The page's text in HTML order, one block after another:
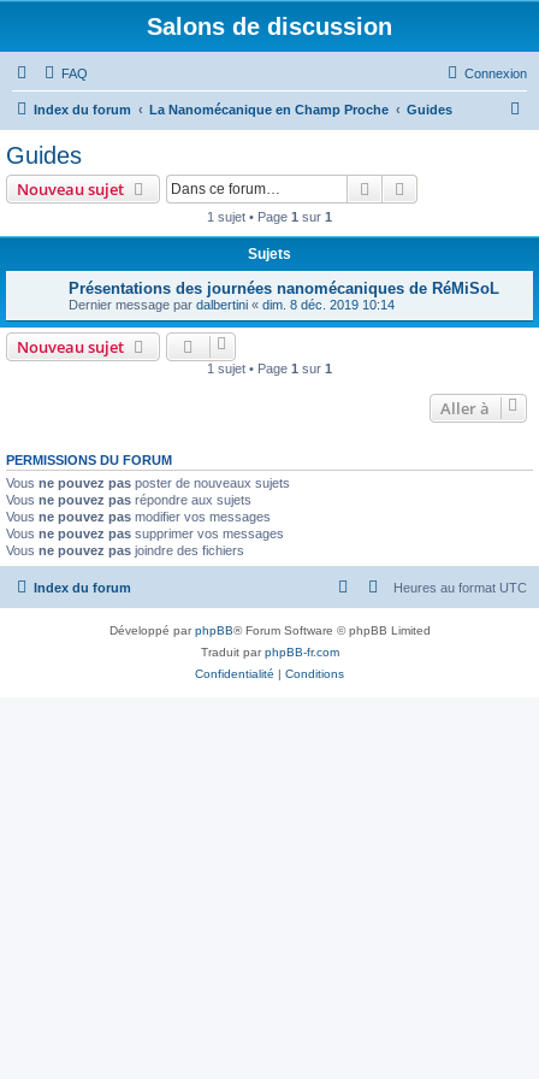
Salons de discussion
FAQ Connexion
Index du forum La Nanomécanique en Champ Proche Guides
Guides
Nouveau sujet Rechercher
1 sujet • Page 1 sur 1
Sujets
Présentations des journées nanomécaniques de RéMiSoL
Dernier message par dalbertini « dim. 8 déc. 2019 10:14
Nouveau sujet
1 sujet • Page 1 sur 1
Aller à
PERMISSIONS DU FORUM
Vous ne pouvez pas poster de nouveaux sujets
Vous ne pouvez pas répondre aux sujets
Vous ne pouvez pas modifier vos messages
Vous ne pouvez pas supprimer vos messages
Vous ne pouvez pas joindre des fichiers
Index du forum Heures au format UTC
Développé parphpBB® Forum Software © phpBB Limited
Traduit parphpBB-fr.com
Confidentialité | Conditions